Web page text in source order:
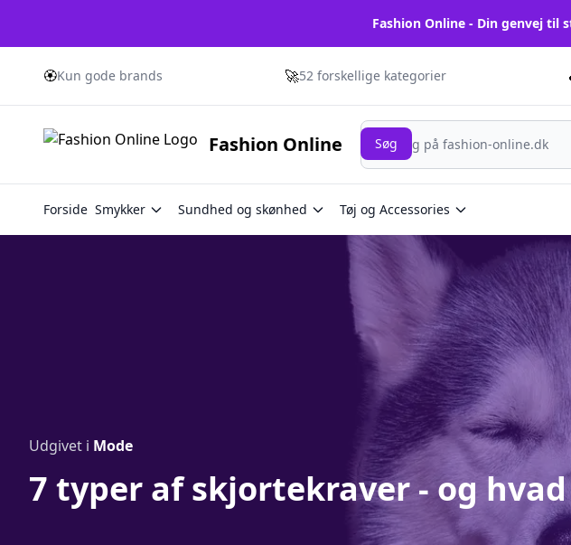
Fashion Online - Din genvej til
🏵️Kun gode brands 🚀52 forskellige kategorier
Fashion Online
Søg
Søg
Forside Smykker Sundhed og skønhed Tøj og Accessories
Udgivet i Mode
7 typer af skjortekraver - og